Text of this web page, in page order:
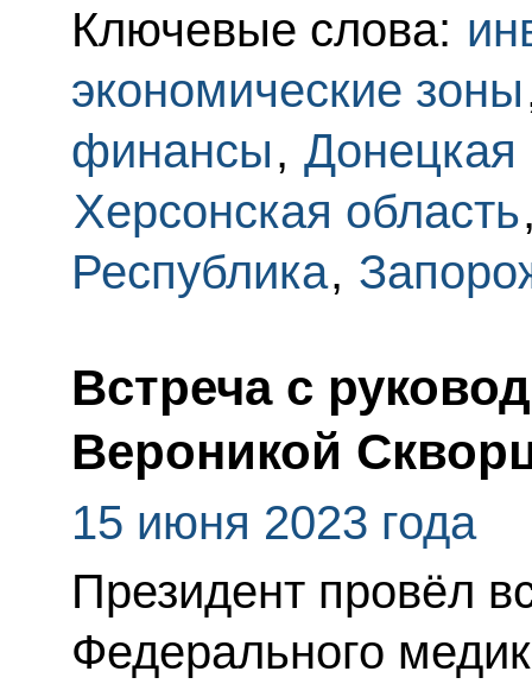
Ключевые слова:
экономические зоны
финансы, Донецкая
Херсонская область
Республика,
Встреча с
Вероникой
15 июня 2023 года
Президент провёл
Федерального